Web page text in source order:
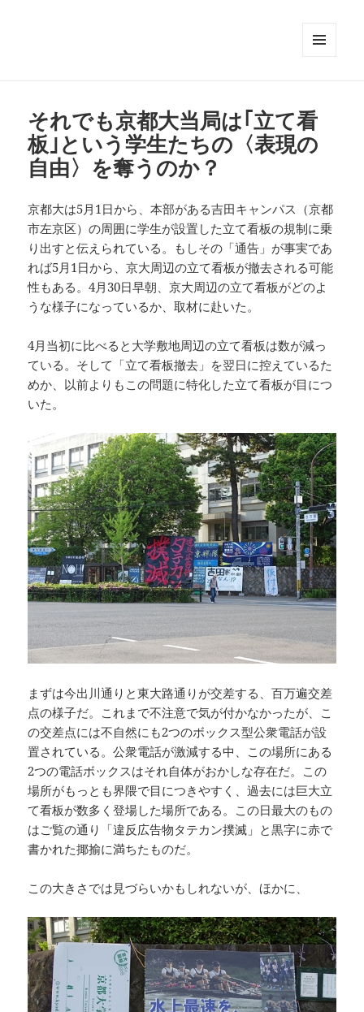
ット
それでも京都大当局は｢立て看
板｣という学生たちの〈表現の
自由〉を奪うのか？
京都大は5月1日から、本部がある吉田キャンパス（京都
市左京区）の周囲に学生が設置した立て看板の規制に乗
り出すと伝えられている。もしその「通告」が事実であ
れば5月1日から、京大周辺の立て看板が撤去される可能
性もある。4月30日早朝、京大周辺の立て看板がどのよ
うな様子になっているか、取材に赴いた。
4月当初に比べると大学敷地周辺の立て看板は数が減っ
ている。そして「立て看板撤去」を翌日に控えているた
めか、以前よりもこの問題に特化した立て看板が目につ
いた。
まずは今出川通りと東大路通りが交差する、百万遍交差
点の様子だ。これまで不注意で気が付かなかったが、こ
の交差点には不自然にも2つのボックス型公衆電話が設
置されている。公衆電話が激減する中、この場所にある
2つの電話ボックスはそれ自体がおかしな存在だ。この
場所がもっとも界隈で目につきやすく、過去には巨大立
て看板が数多く登場した場所である。この日最大のもの
はご覧の通り「違反広告物タテカン撲滅」と黒字に赤で
書かれた揶揄に満ちたものだ。
この大きさでは見づらいかもしれないが、ほかに、